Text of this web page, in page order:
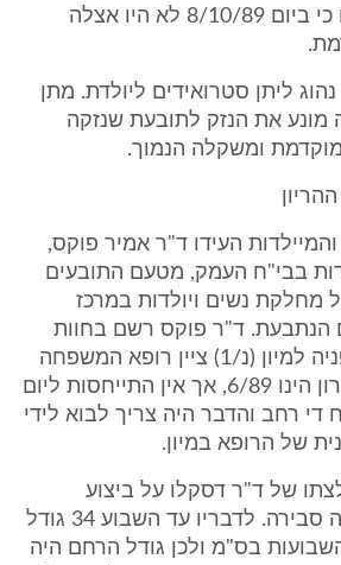
לתובעת סטרואידים כי ביום 8/10/89 לא היו אצלה
ליתן סטרואידים ליולדת. מתן
מונע את הנזק לתובעת שנזקה
ומשקלה הנמוך.
העידו ד"ר אמיר פוקס,
בבי"ח העמק, מטעם התובעים
מחלקת נשים ויולדות במרכז
הנתבעת. ד"ר פוקס רשם בחוות
דעתו שמכיוון שבהפניה למיון (נ/1) ציין רופא המשפחה
שתאריך הוסת האחרון הינו 6/89, אך אין התייחסות ליום
די רחב והדבר היה צריך לבוא לידי
של הרופא במיון.
של ד"ר דסקלו על ביצוע
אולטרא-סאונד היתה סבירה. לדבריו עד השבוע 34 גודל
בס"מ ולכן גודל הרחם היה